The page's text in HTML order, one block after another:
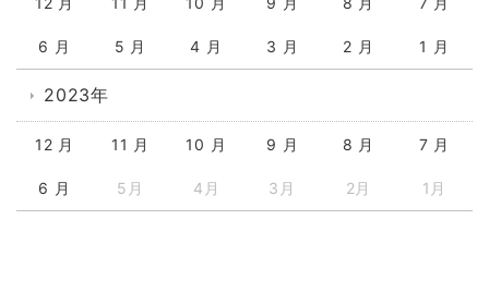
6 月 5 月 4 月 3 月 2 月 1 月
2023年
12 月 11 月 10 月 9 月 8 月 7 月
6 月 5月 4月 3月 2月 1月